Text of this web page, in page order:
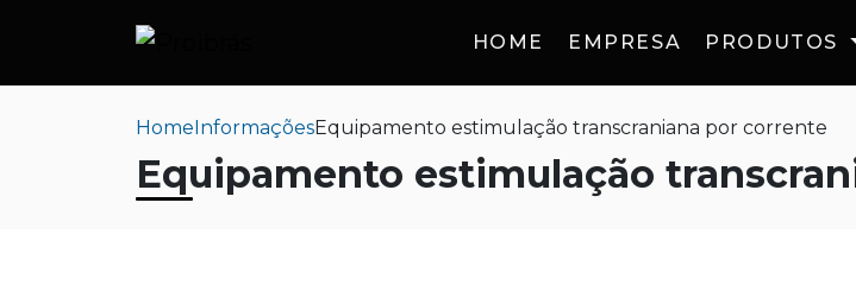
HOME EMPRESA PRODUTOS
HomeInformaçõesEquipamento estimulação transcraniana por corrente
Equipamento estimulação